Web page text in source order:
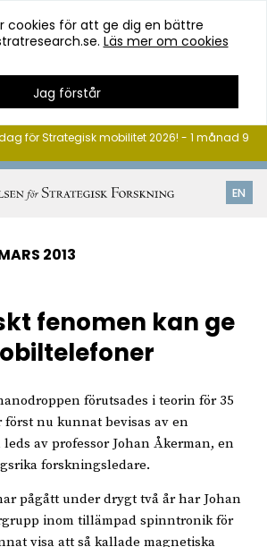
cookies för att ge dig en bättre
Läs mer om cookies
Jag förstår
EN
för Strategisk mobilitet 2026! - 1 månad 9
2013
fenomen kan ge
förutsades i teorin för 35
först nu kunnat bevisas av en
av professor Johan Åkerman, en
forskningsledare.
pågått under drygt två år har Johan
inom tillämpad spinntronik för
visa att så kallade magnetiska